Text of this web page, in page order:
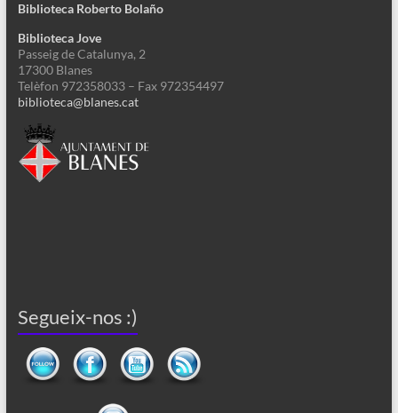
Biblioteca Roberto Bolaño
Biblioteca Jove
Passeig de Catalunya, 2
17300 Blanes
Telèfon 972358033 – Fax 972354497
biblioteca@blanes.cat
Segueix-nos :)